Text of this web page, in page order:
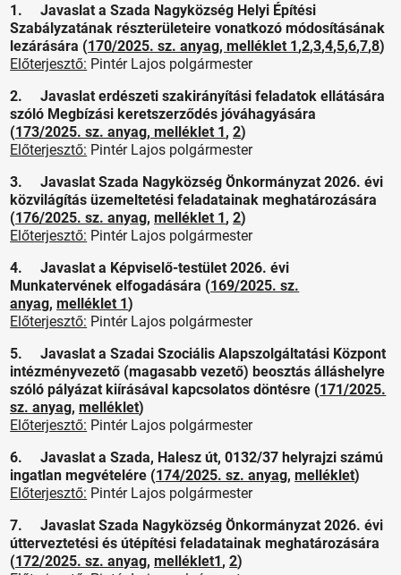
1. Javaslat a Szada Nagyközség Helyi Építési
Szabályzatának részterületeire vonatkozó módosításának
lezárására (170/2025. sz. anyag,melléklet 1,2,3,4,5,6,7,8)
Előterjesztő: Pintér Lajos polgármester
2. Javaslat erdészeti szakirányítási feladatok ellátására
szóló Megbízási keretszerződés jóváhagyására
(173/2025. sz. anyag, melléklet 1,2)
Előterjesztő: Pintér Lajos polgármester
3. Javaslat Szada Nagyközség Önkormányzat 2026. évi
közvilágítás üzemeltetési feladatainak meghatározására
(176/2025. sz. anyag,melléklet 1,2)
Előterjesztő: Pintér Lajos polgármester
4. Javaslat a Képviselő-testület 2026. évi
Munkatervének elfogadására (169/2025. sz.
anyag,melléklet 1)
Előterjesztő: Pintér Lajos polgármester
5. Javaslat a Szadai Szociális Alapszolgáltatási Központ
intézményvezető (magasabb vezető) beosztás álláshelyre
szóló pályázat kiírásával kapcsolatos döntésre (171/2025.
sz. anyag,melléklet)
Előterjesztő: Pintér Lajos polgármester
6. Javaslat a Szada, Halesz út, 0132/37 helyrajzi számú
ingatlan megvételére (174/2025. sz. anyag,melléklet)
Előterjesztő: Pintér Lajos polgármester
7. Javaslat Szada Nagyközség Önkormányzat 2026. évi
útterveztetési és útépítési feladatainak meghatározására
(172/2025. sz. anyag,melléklet1,2)